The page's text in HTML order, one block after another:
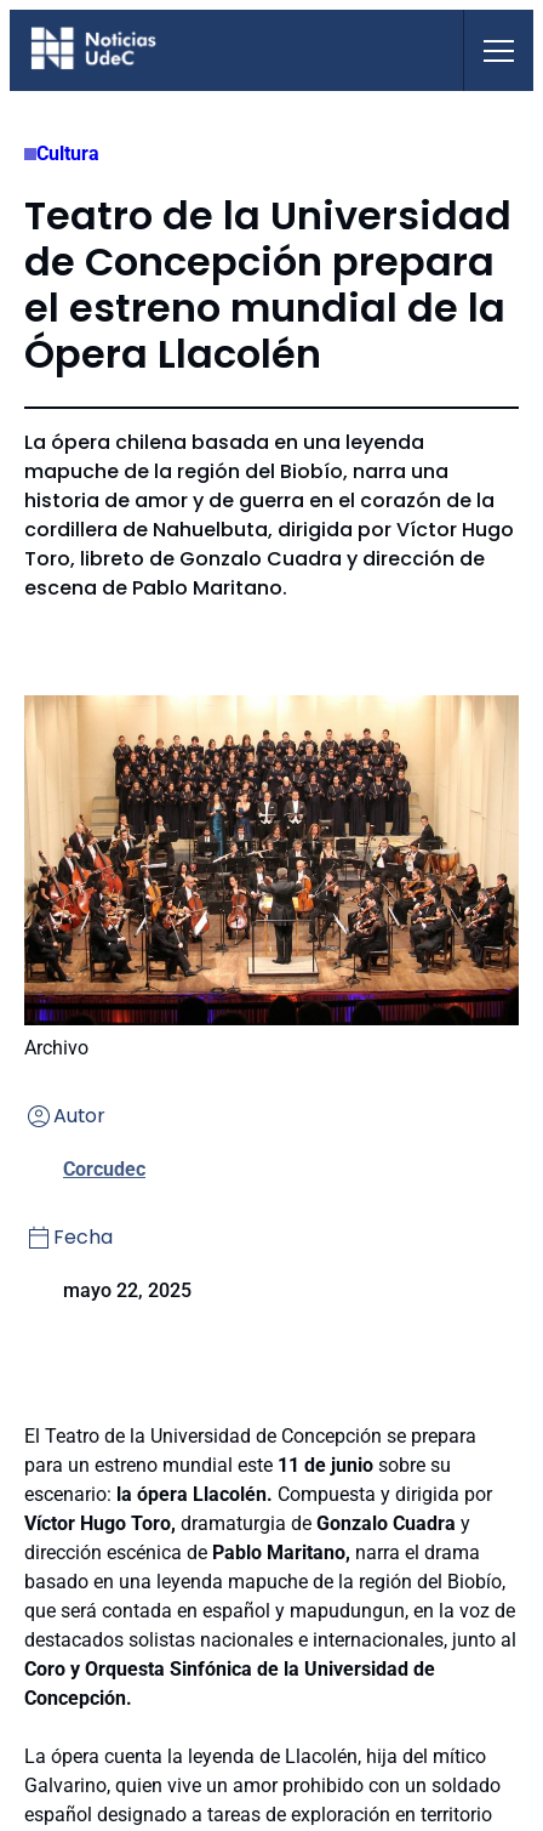
Saltar
Cultura
Teatro de la Universidad
de Concepción prepara
el estreno mundial de la
Ópera Llacolén
La ópera chilena basada en una leyenda
mapuche de la región del Biobío, narra una
historia de amor y de guerra en el corazón de la
cordillera de Nahuelbuta, dirigida por Víctor Hugo
Toro, libreto de Gonzalo Cuadra y dirección de
escena de Pablo Maritano.
Archivo
Autor
Corcudec
Fecha
mayo 22, 2025
El Teatro de la Universidad de Concepción se prepara
para un estreno mundial este 11 de junio sobre su
escenario: la ópera Llacolén. Compuesta y dirigida por
Víctor Hugo Toro, dramaturgia de Gonzalo Cuadra y
dirección escénica de Pablo Maritano, narra el drama
basado en una leyenda mapuche de la región del Biobío,
que será contada en español y mapudungun, en la voz de
destacados solistas nacionales e internacionales, junto al
Coro y Orquesta Sinfónica de la Universidad de
Concepción.
La ópera cuenta la leyenda de Llacolén, hija del mítico
Galvarino, quien vive un amor prohibido con un soldado
español designado a tareas de exploración en territorio